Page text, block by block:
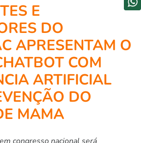
E
DO
APRESENTAM O
COM
ARTIFICIAL
DO
MAMA